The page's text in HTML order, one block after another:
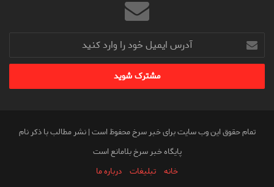
آدرس
ایمیل
خود
وارد
تمام حقوق این وب سایت برای خبر سرخ محفوظ است | نشر مطالب با ذکر نام
پایگاه خبر سرخ بلامانع است
خانه
تبلیغات درباره ما